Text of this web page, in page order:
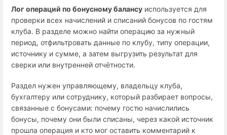
Лог операций по бонусному балансу используется для
проверки всех начислений и списаний бонусов по гостям
клуба. В разделе можно найти операцию за нужный
период, отфильтровать данные по клубу, типу операции,
источнику и сумме, а затем выгрузить результат для
сверки или внутренней отчётности.
Раздел нужен управляющему, владельцу клуба,
бухгалтеру или сотруднику, который разбирает вопросы,
связанные с бонусами: почему гостю начислились
бонусы, почему они были списаны, через какой источник
прошла операция и кто мог оставить комментарий к